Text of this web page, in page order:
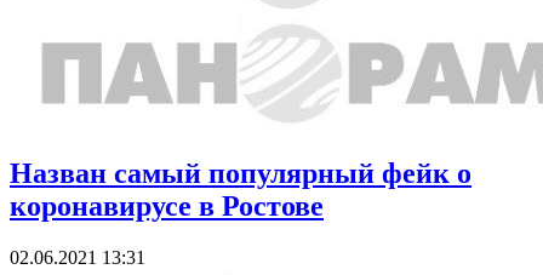
Назван самый популярный фейк о
коронавирусе в Ростове
02.06.2021 13:31